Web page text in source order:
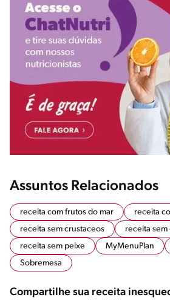
Assuntos Relacionados
receita com frutos do mar
receita
receita sem crustaceos
receita
receita sem peixe
MyMenuPlan
Sobremesa
Compartilhe sua receita